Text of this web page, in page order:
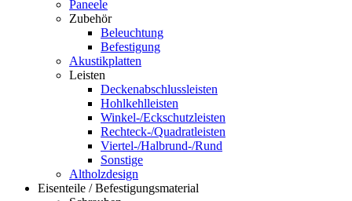
Paneele
Zubehör
Beleuchtung
Befestigung
Akustikplatten
Leisten
Deckenabschlussleisten
Hohlkehlleisten
Winkel-/Eckschutzleisten
Rechteck-/Quadratleisten
Viertel-/Halbrund-/Rund
Sonstige
Altholzdesign
Eisenteile / Befestigungsmaterial